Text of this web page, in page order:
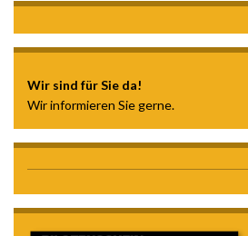
Wir sind für Sie da!
Wir informieren Sie gerne.